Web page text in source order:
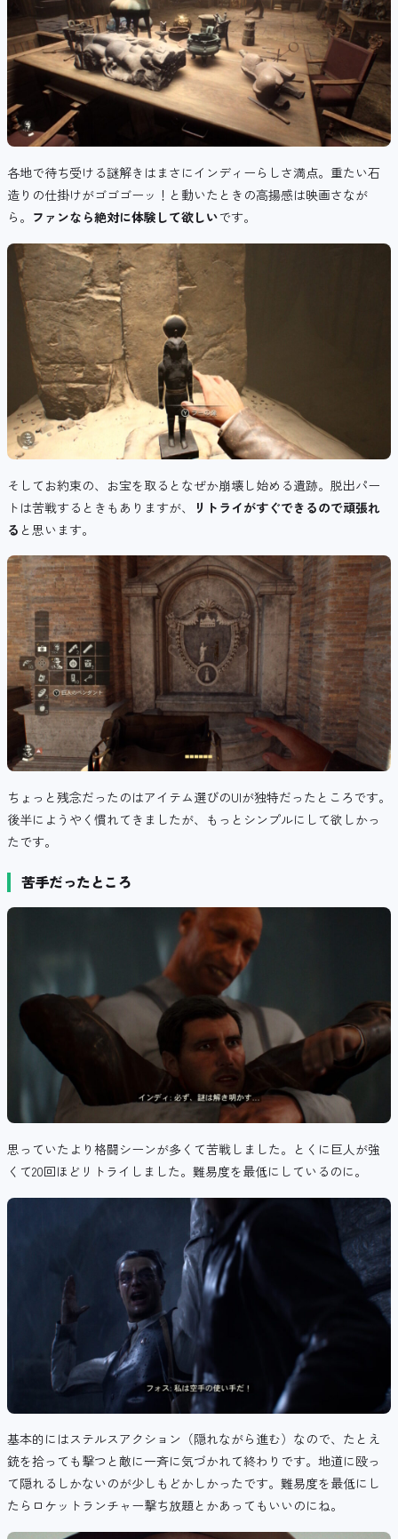
各地で待ち受ける謎解きはまさにインディーらしさ満点。重たい石
造りの仕掛けがゴゴゴーッ！と動いたときの高揚感は映画さなが
ら。 ファンなら絶対に体験して欲しいです。
そしてお約束の、お宝を取るとなぜか崩壊し始める遺跡。脱出パー
トは苦戦するときもありますが、
リトライがすぐできるので頑張れ
る と思います。
ちょっと残念だったのはアイテム選びのUIが独特だったところです。
後半にようやく慣れてきましたが、もっとシンプルにして欲しかっ
たです。
苦手だったところ
思っていたより格闘シーンが多くて苦戦しました。とくに巨人が強
くて20回ほどリトライしました。難易度を最低にしているのに。
基本的にはステルスアクション（隠れながら進む）なので、たとえ
銃を拾っても撃つと敵に一斉に気づかれて終わりです。地道に殴っ
て隠れるしかないのが少しもどかしかったです。難易度を最低にし
たらロケットランチャー撃ち放題とかあってもいいのにね。